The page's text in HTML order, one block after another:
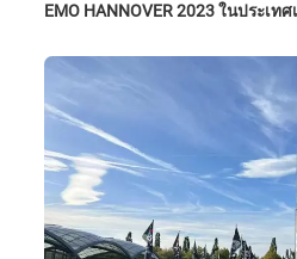
EMO HANNOVER 2023 ในประเท